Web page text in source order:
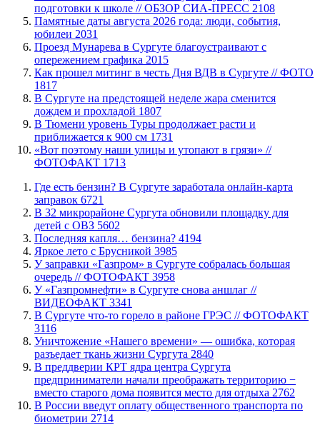
подготовки к школе // ОБЗОР СИА-ПРЕСС 2108
​Памятные даты августа 2026 года: люди, события,
юбилеи 2031
​Проезд Мунарева в Сургуте благоустраивают с
опережением графика 2015
Как прошел митинг в честь Дня ВДВ в Сургуте // ФОТО
1817
В Сургуте на предстоящей неделе жара сменится
дождем и прохладой 1807
В Тюмени уровень Туры продолжает расти и
приближается к 900 см 1731
«Вот поэтому наши улицы и утопают в грязи» //
ФОТОФАКТ 1713
​Где есть бензин? В Сургуте заработала онлайн-карта
заправок 6721
В 32 микрорайоне Сургута обновили площадку для
детей с ОВЗ 5602
​Последняя капля… бензина? 4194
Яркое лето с Брусникой 3985
​У заправки «Газпром» в Сургуте собралась большая
очередь // ФОТОФАКТ 3958
У «Газпромнефти» в Сургуте снова аншлаг //
ВИДЕОФАКТ 3341
​В Сургуте что-то горело в районе ГРЭС // ФОТОФАКТ
3116
​Уничтожение «Нашего времени» — ошибка, которая
разъедает ткань жизни Сургута 2840
​В преддверии КРТ ядра центра Сургута
предприниматели начали преображать территорию −
вместо старого дома появится место для отдыха 2762
В России введут оплату общественного транспорта по
биометрии 2714